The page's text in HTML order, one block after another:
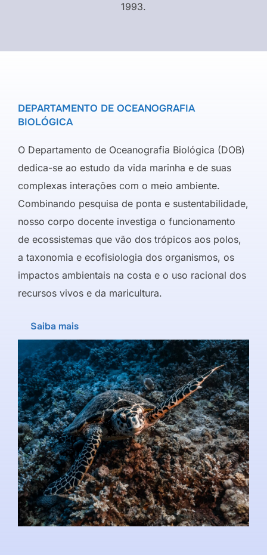
1993.
DEPARTAMENTO DE OCEANOGRAFIA
BIOLÓGICA
O Departamento de Oceanografia Biológica (DOB)
dedica-se ao estudo da vida marinha e de suas
complexas interações com o meio ambiente.
Combinando pesquisa de ponta e sustentabilidade,
nosso corpo docente investiga o funcionamento
de ecossistemas que vão dos trópicos aos polos,
a taxonomia e ecofisiologia dos organismos, os
impactos ambientais na costa e o uso racional dos
recursos vivos e da maricultura.
Saiba mais